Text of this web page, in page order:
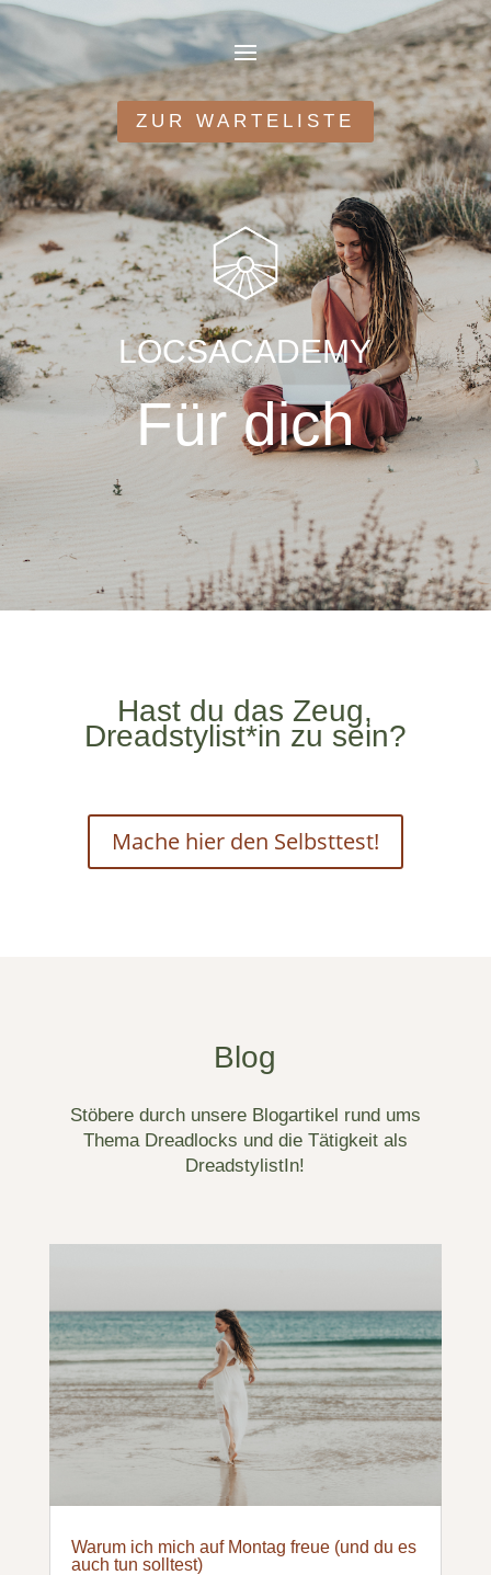
ZUR WARTELISTE
LOCSACADEMY
Für dich
Hast du das Zeug,
Dreadstylist*in zu sein?
Mache hier den Selbsttest!
Blog
Stöbere durch unsere Blogartikel rund ums
Thema Dreadlocks und die Tätigkeit als
DreadstylistIn!
Warum ich mich auf Montag freue (und du es
auch tun solltest)